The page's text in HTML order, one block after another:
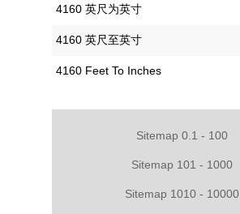
‎4160 英尺为英寸
‎4160 英尺至英寸
‎4160 Feet To Inches
Sitemap 0.1 - 100
Sitemap 101 - 1000
Sitemap 1010 - 10000